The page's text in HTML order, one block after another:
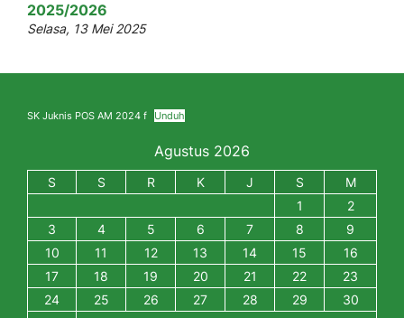
2025/2026
Selasa, 13 Mei 2025
SK Juknis POS AM 2024 f Unduh
Agustus 2026
S S R K J S
M
1
2
3
4 5 6 7 8
9
10
11 12 13 14 15
16
17
18 19 20 21 22
23
24
25 26 27 28 29
30